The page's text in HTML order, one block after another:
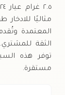
مثاليًا
المعتمدة
الثقة
توفر هذه
مستقرة.